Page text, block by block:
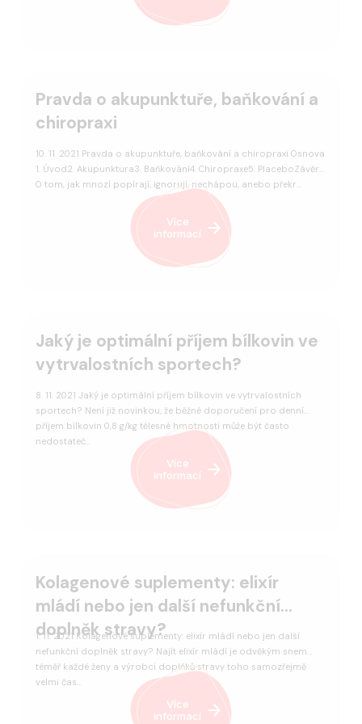
Pravda o akupunktuře, baňkování a
chiropraxi
10. 11. 2021 Pravda o akupunktuře, baňkování a chiropraxi Osnova
1. Úvod2. Akupunktura3. Baňkování4. Chiropraxe5. PlaceboZávěr
O tom, jak mnozí popírají, ignorují, nechápou, anebo překr…
Více
informací
Jaký je optimální příjem bílkovin ve
vytrvalostních sportech?
8. 11. 2021 Jaký je optimální příjem bílkovin ve vytrvalostních
sportech? Není již novinkou, že běžné doporučení pro denní
příjem bílkovin 0,8 g/kg tělesné hmotnosti může být často
nedostateč…
Více
informací
Kolagenové suplementy: elixír
mládí nebo jen další nefunkční
doplněk stravy?
1. 11. 2021 Kolagenové suplementy: elixír mládí nebo jen další
nefunkční doplněk stravy? Najít elixír mládí je odvěkým snem
téměř každé ženy a výrobci doplňků stravy toho samozřejmě
velmi čas…
Více
informací